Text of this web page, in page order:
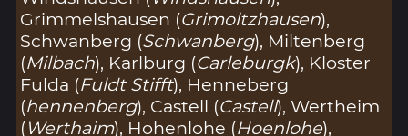
Grimmelshausen (Grimoltzhausen),
Schwanberg (Schwanberg), Miltenberg
(Milbach), Karlburg (Carleburgk), Kloster
Fulda (Fuldt Stifft), Henneberg
(hennenberg), Castell (Castell), Wertheim
(Werthaim), Hohenlohe (Hoenlohe),